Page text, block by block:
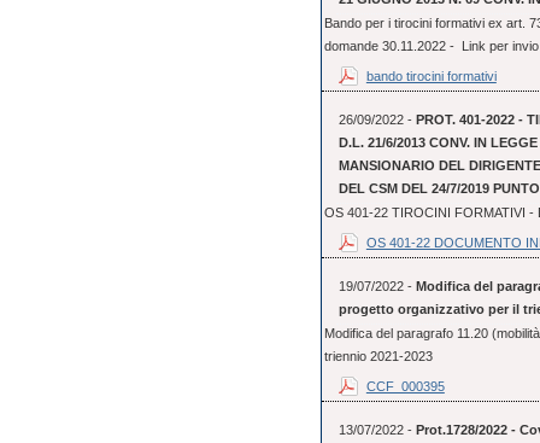
Bando per i tirocini formativi ex art.
domande 30.11.2022 - Link per
bando tirocini formativi
26/09/2022 - PROT. 401-2022 -
D.L. 21/6/2013 CONV. IN
MANSIONARIO DEL
DEL CSM DEL 24/7/2019
OS 401-22 TIROCINI FORMATIVI
OS 401-22 DOCUMENTO
19/07/2022 - Modifica del
progetto organizzativo per il
Modifica del paragrafo 11.20
triennio 2021-2023
CCF_000395
13/07/2022 - Prot.1728/2022 -